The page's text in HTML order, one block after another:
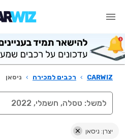
CARWIZ
› רכבים למכירה › ניסאן
יצרן: ניסאן